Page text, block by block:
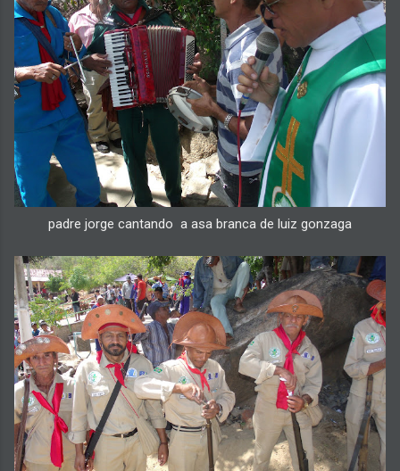
padre jorge cantando a asa branca de luiz gonzaga